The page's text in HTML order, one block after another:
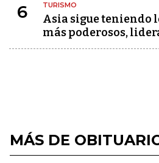
6 TURISMO
Asia sigue teniendo
más poderosos,
MÁS DE